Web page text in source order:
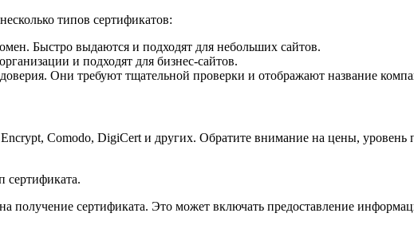
типов сертификатов:
Быстро выдаются и подходят для небольших сайтов.
и подходят для бизнес-сайтов.
Они требуют тщательной проверки и отображают название
Comodo, DigiCert и других. Обратите внимание на цены,
сертификата.
получение сертификата. Это может включать предоставление